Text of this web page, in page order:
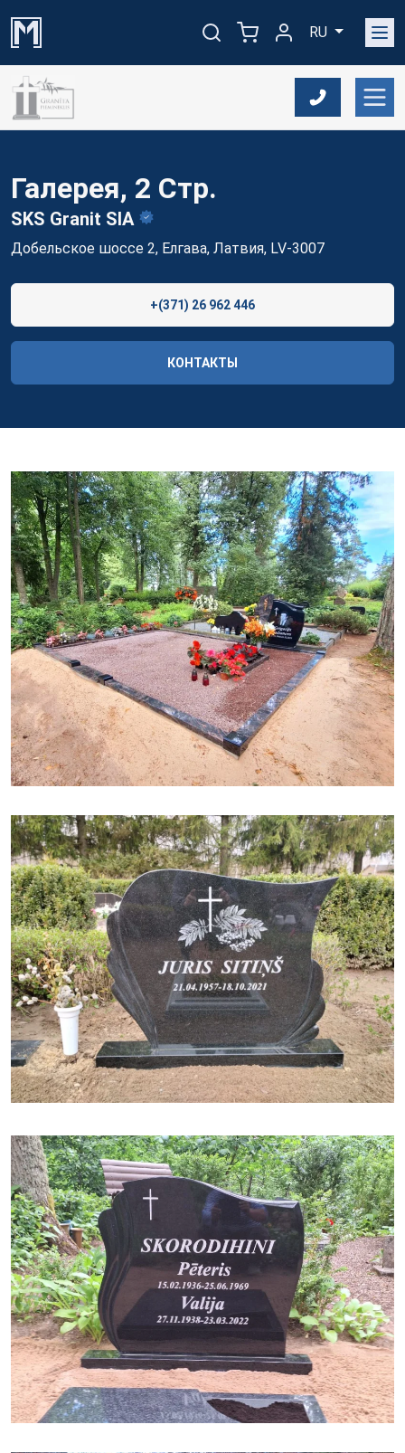
RU
Галерея, 2 Стр.
SKS Granit SIA
Добельское шоссе 2, Елгава, Латвия, LV-3007
+(371) 26 962 446
КОНТАКТЫ